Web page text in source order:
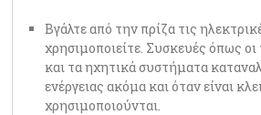
Βγάλτε από την πρίζα τις
χρησιμοποιείτε. Συσκευές όπως
και τα ηχητικά συστήματα
ενέργειας ακόμα και όταν είναι
χρησιμοποιούνται.